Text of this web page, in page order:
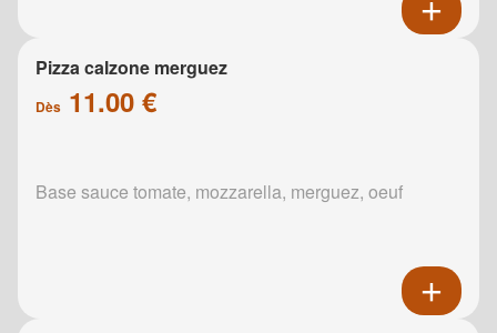
Pizza calzone merguez
Dès 11.00 €
Base sauce tomate, mozzarella, merguez, oeuf